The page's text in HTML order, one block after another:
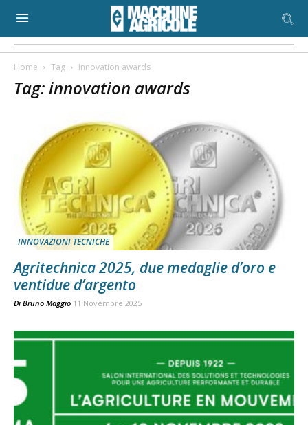
Home Tag Innovation awards
Tag: innovation awards
INNOVAZIONI TECNICHE
Agritechnica 2025, due medaglie d’oro e
ventidue d’argento
Di Bruno Maggio 11 Novembre 2025